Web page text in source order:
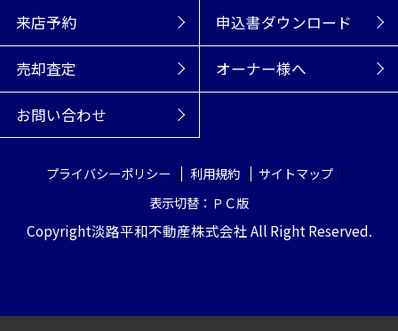
来店予約 申込書ダウンロード
売却査定 オーナー様へ
お問い合わせ
プライバシーポリシー 利用規約
サイトマップ
表示切替：ＰＣ版
Copyright淡路平和不動産株式会社 All Right Reserved.